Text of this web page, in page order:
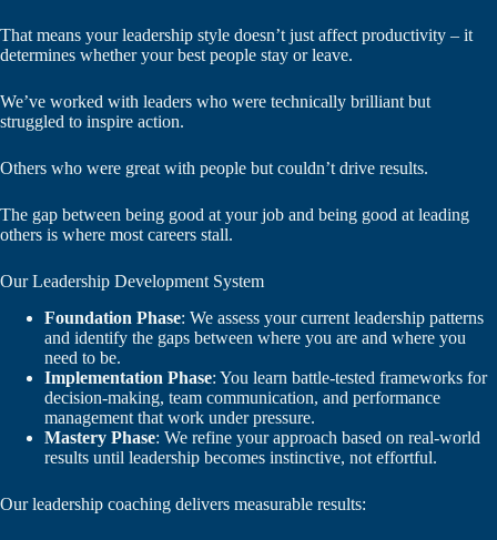
That means your leadership style doesn’t just affect productivity – it
determines whether your best people stay or leave.
We’ve worked with leaders who were technically brilliant but
struggled to inspire action.
Others who were great with people but couldn’t drive results.
The gap between being good at your job and being good at leading
others is where most careers stall.
Our Leadership Development System
Foundation Phase: We assess your current leadership patterns
and identify the gaps between where you are and where you
need to be.
Implementation Phase: You learn battle-tested frameworks for
decision-making, team communication, and performance
management that work under pressure.
Mastery Phase: We refine your approach based on real-world
results until leadership becomes instinctive, not effortful.
Our leadership coaching delivers measurable results: